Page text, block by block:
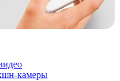
камеры